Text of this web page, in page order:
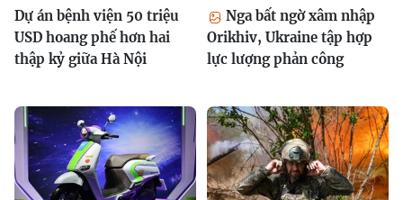
Dự án bệnh viện 50 triệu
USD hoang phế hơn hai
thập kỷ giữa Hà Nội
Nga bất ngờ xâm nhập
Orikhiv, Ukraine tập hợp
lực lượng phản công